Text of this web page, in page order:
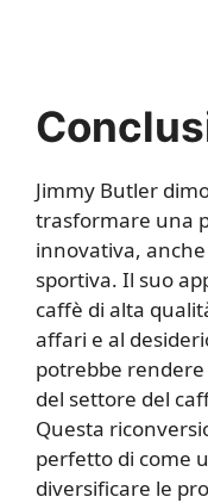
Jimmy Butler
trasformare una
innovativa, anche
sportiva. Il suo
caffè di alta
affari e al
potrebbe
del settore del
Questa
perfetto di come
diversificare le